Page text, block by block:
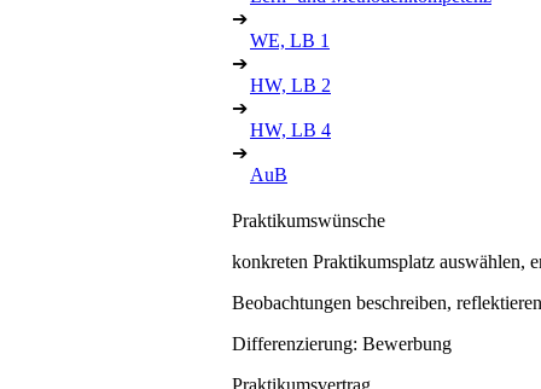
➔
WE, LB 1
➔
HW, LB 2
➔
HW, LB 4
➔
AuB
Praktikumswünsche
konkreten Praktikumsplatz auswählen,
Beobachtungen beschreiben, reflektieren
Differenzierung: Bewerbung
Praktikumsvertrag